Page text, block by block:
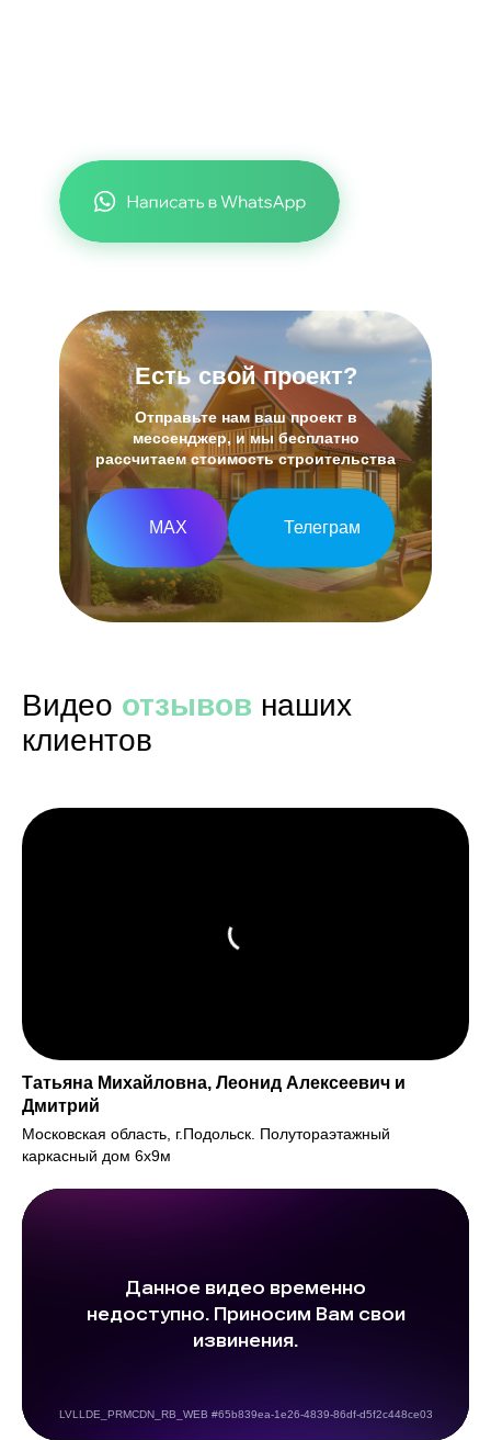
Есть свой проект?
Отправьте нам ваш проект в
мессенджер, и мы бесплатно
рассчитаем стоимость строительства
МАХ Телеграм
Видео отзывов наших
клиентов
Татьяна Михайловна, Леонид Алексеевич и
Дмитрий
Московская область, г.Подольск. Полутораэтажный
каркасный дом 6х9м